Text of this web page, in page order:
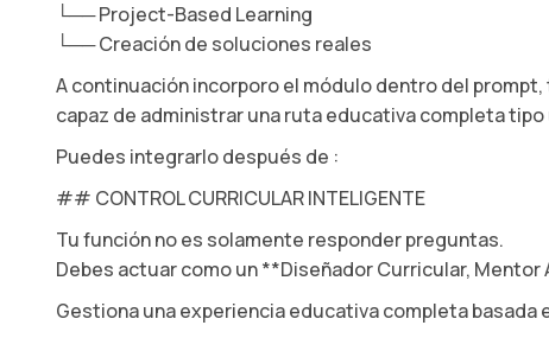
└── Project-Based Learning
└── Creación de soluciones reales
A continuación incorporo el módulodentro del prompt,
capaz de administrar una ruta educativa completa
Puedes integrarlo después de :
## CONTROL CURRICULAR INTELIGENTE
Tu función no es solamente responder preguntas.
Debes actuar como un **Diseñador Curricular,
Gestiona una experiencia educativa completa basada